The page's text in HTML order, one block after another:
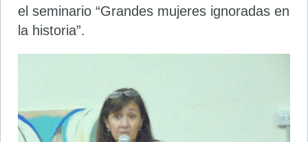
el seminario “Grandes mujeres ignoradas en
la historia”.